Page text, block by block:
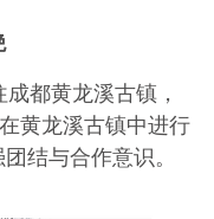
都黄龙溪古镇，
黄龙溪古镇中进行
结与合作意识。